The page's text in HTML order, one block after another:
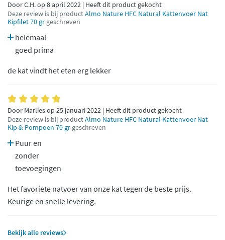
Door C.H. op 8 april 2022 | Heeft dit product gekocht
Deze review is bij productAlmo Nature HFC Natural Kattenvoer Nat
Kipfilet 70 gr geschreven
helemaal
goed prima
de kat vindt het eten erg lekker
Door Marlies op 25 januari 2022 | Heeft dit product gekocht
Deze review is bij productAlmo Nature HFC Natural Kattenvoer Nat
Kip & Pompoen 70 gr geschreven
Puur en
zonder
toevoegingen
Het favoriete natvoer van onze kat tegen de beste prijs.
Keurige en snelle levering.
Bekijk alle reviews